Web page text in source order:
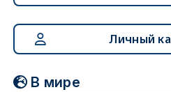
Личный
В мире